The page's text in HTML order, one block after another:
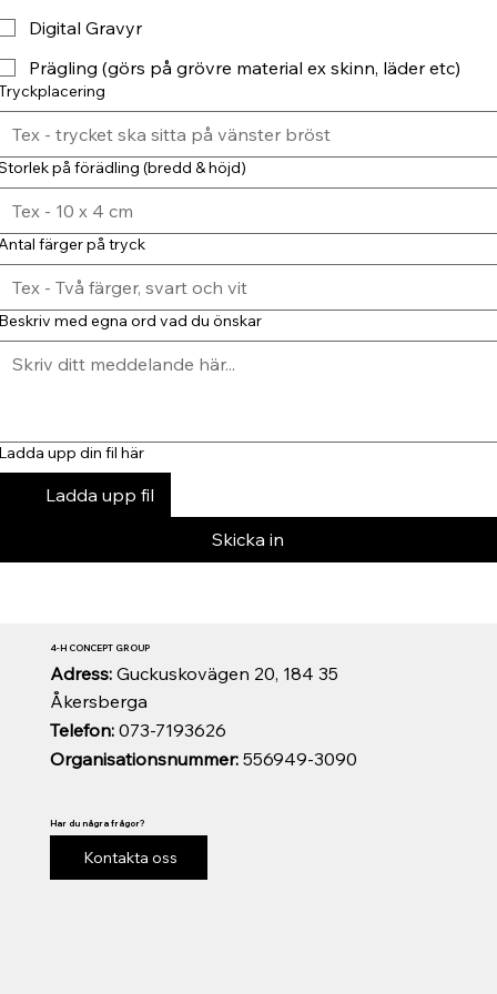
Digital Gravyr
Prägling (görs på grövre material ex skinn, läder etc)
på förädling (bredd & höjd)
färger på tryck
med egna ord vad du önskar
upp din fil här
Ladda upp fil
Skicka in
Organisationsnummer:556949-3090
Telefon:073-7193626
Adress: Guckuskovägen 20, 184 35
Åkersberga
4-H CONCEPT GROUP
Har du några frågor?
Kontakta oss